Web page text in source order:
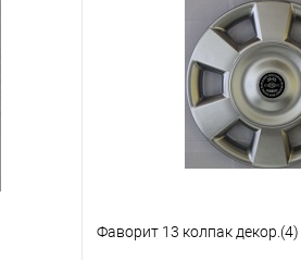
Купить в 1 клик
В избранное
Фаворит 13 колпак декор.(4)